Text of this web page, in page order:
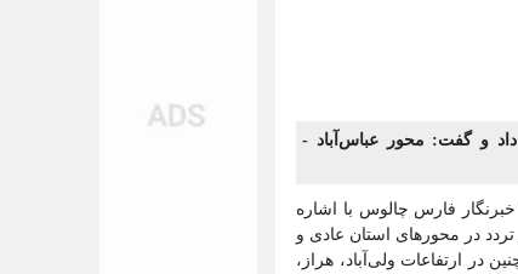
و گفت: محور عباس‌آباد -
فارس چالوس با اشاره
در محورهای استان عادی و
در ارتفاعات ولی‌آباد، هراز،